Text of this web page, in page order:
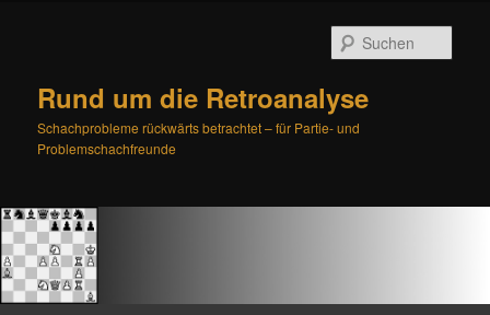
Rund um die Retroanalyse
Schachprobleme rückwärts betrachtet – für Partie- und
Problemschachfreunde